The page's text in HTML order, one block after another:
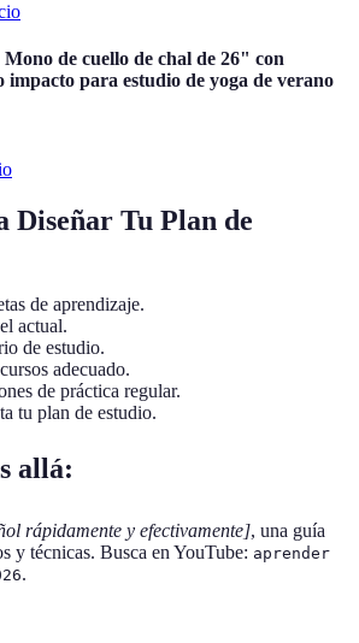
de cuello de chal de 26" con
impacto para estudio de yoga de verano
Diseñar Tu Plan de
de aprendizaje.
actual.
de estudio.
adecuado.
de práctica regular.
tu plan de estudio.
allá:
rápidamente y efectivamente], una guía
y técnicas. Busca en YouTube: aprender
.